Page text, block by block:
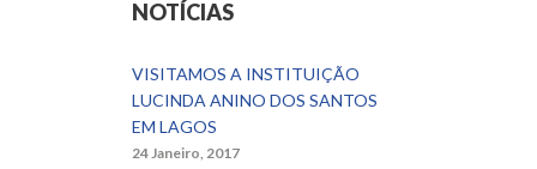
NOTÍCIAS
VISITAMOS A INSTITUIÇÃO
LUCINDA ANINO DOS SANTOS
EM LAGOS
24 Janeiro, 2017